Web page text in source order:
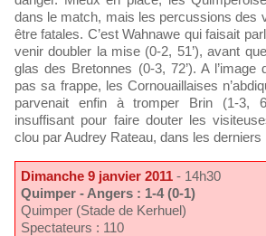
dans le match, mais les percussions des
être fatales. C’est Wahnawe qui faisait
venir doubler la mise (0-2, 51’), avant
glas des Bretonnes (0-3, 72’). A
pas sa frappe, les Cornouaillaises
parvenait enfin à tromper Brin (1-3,
insuffisant pour faire douter les
clou par Audrey Rateau, dans les derniers
Dimanche 9 janvier 2011 - 14h30
Quimper - Angers : 1-4 (0-1)
Quimper (Stade de Kerhuel)
Spectateurs : 110